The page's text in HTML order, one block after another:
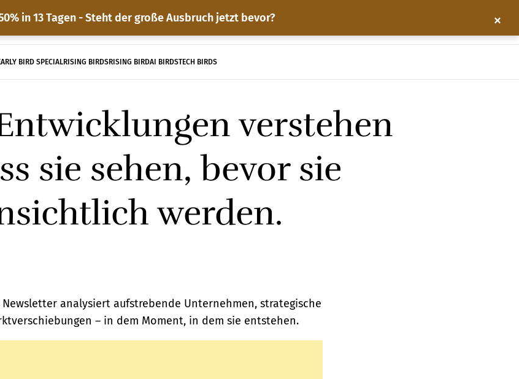
in 13 Tagen - Steht der große Ausbruch jetzt bevor? ×
ABONNEMENT
BIRD SPECIALRISING BIRDSRISING BIRDAI BIRDSTECH BIRDS
verstehen
sie sehen, bevor sie
werden.
Newsletter analysiert aufstrebende Unternehmen, strategische
– in dem Moment, in dem sie entstehen.